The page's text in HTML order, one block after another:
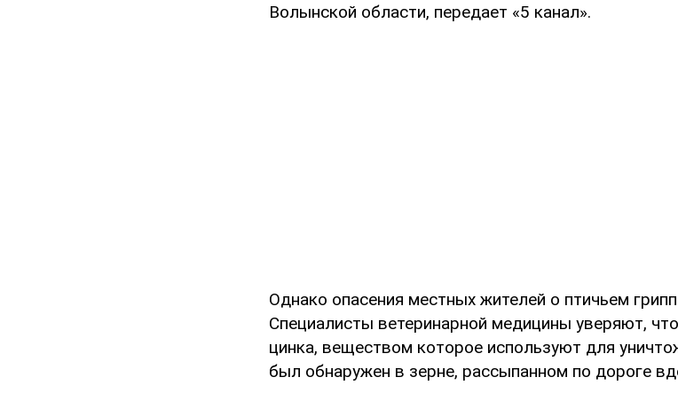
Волынской области, передает «5 канал».
Однако опасения местных жителей о птичьем
Специалисты ветеринарной медицины уверяют,
цинка, веществом которое используют для
был обнаружен в зерне, рассыпанном по дороге